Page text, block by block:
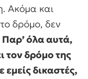
Ακόμα και
δρόμο, δεν
Παρ’ όλα αυτά,
τον δρόμο της
εμείς δικαστές,